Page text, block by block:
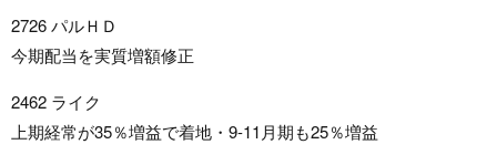
2726 パルＨＤ
今期配当を実質増額修正
2462 ライク
上期経常が35％増益で着地・9-11月期も25％増益